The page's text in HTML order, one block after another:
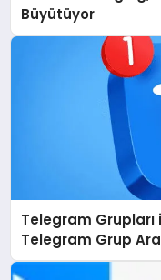
Büyütüyor
Telegram Grupları
Telegram Grup
Çözüm